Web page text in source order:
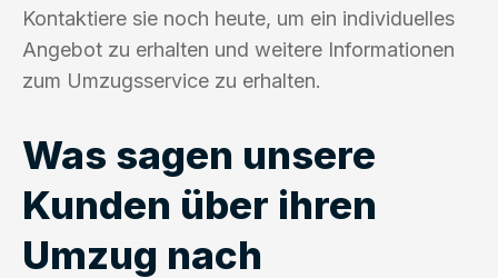
Kontaktiere sie noch heute, um ein individuelles
Angebot zu erhalten und weitere Informationen
zum Umzugsservice zu erhalten.
Was sagen unsere
Kunden über ihren
Umzug nach